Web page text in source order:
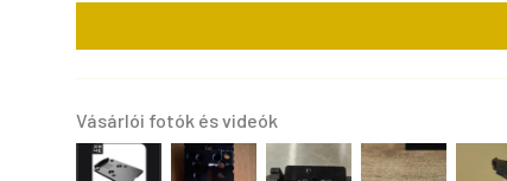
Vásárlói fotók és videók